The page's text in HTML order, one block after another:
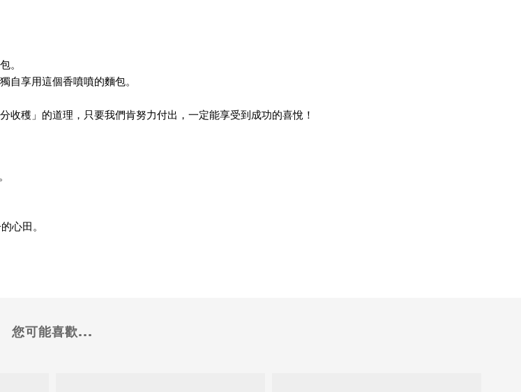
。
自享用這個香噴噴的麵包。
穫」的道理，只要我們肯努力付出，一定能享受到成功的喜悅！
心田。
您可能喜歡...